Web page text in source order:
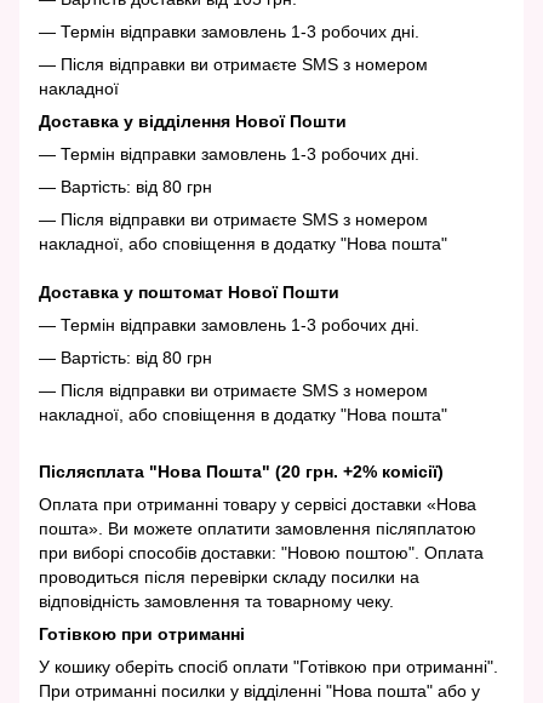
— Термін відправки замовлень 1-3 робочих дні.
— Після відправки ви отримаєте SMS з номером
накладної
Доставка у відділення Нової Пошти
— Термін відправки замовлень 1-3 робочих дні.
— Вартість: від 80 грн
— Після відправки ви отримаєте SMS з номером
накладної, або сповіщення в додатку "Нова пошта"
Доставка у поштомат Нової Пошти
— Термін відправки замовлень 1-3 робочих дні.
— Вартість: від 80 грн
— Після відправки ви отримаєте SMS з номером
накладної, або сповіщення в додатку "Нова пошта"
Післясплата "Нова Пошта" (20 грн. +2% комісії)
Оплата при отриманні товару у сервісі доставки «Нова
пошта». Ви можете оплатити замовлення післяплатою
при виборі способів доставки: "Новою поштою". Оплата
проводиться після перевірки складу посилки на
відповідність замовлення та товарному чеку.
Готівкою при отриманні
У кошику оберіть спосіб оплати "Готівкою при отриманні".
При отриманні посилки у відділенні "Нова пошта" або у